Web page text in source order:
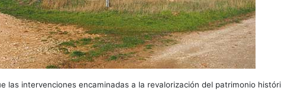
las intervenciones encaminadas a la revalorización del patrimonio